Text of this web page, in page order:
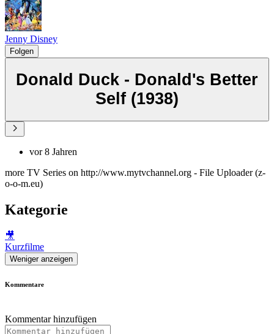
Jenny Disney
Folgen
Donald Duck - Donald's Better
Self (1938)
vor 8 Jahren
more TV Series on http://www.mytvchannel.org - File Uploader (z-
o-o-m.eu)
Kategorie
🎥
Kurzfilme
Weniger anzeigen
Kommentare
Kommentar hinzufügen